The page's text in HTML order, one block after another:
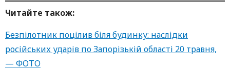
Читайте також:
Безпілотник поцілив біля будинку: наслідки
російських ударів по Запорізькій області 20 травня,
— ФОТО